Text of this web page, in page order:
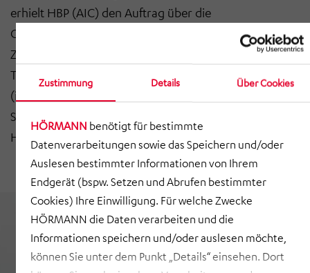
Zustimmung Details Über Cookies
HÖRMANN benötigt für bestimmte
Datenverarbeitungen sowie das Speichern und/oder
Auslesen bestimmter Informationen von Ihrem
Endgerät (bspw. Setzen und Abrufen bestimmter
Cookies) Ihre Einwilligung. Für welche Zwecke
HÖRMANN die Daten verarbeiten und die
Informationen speichern und/oder auslesen möchte,
können Sie unter dem Punkt „Details“ einsehen. Dort
erhielt HBP (AIC) den Auftrag über die
Generalplanung.
Zum
Projekt gehörten außerdem eine eingeschossige
Tiefgarage (149 Stellplätze) und eine
Kindertagesstätte
(insgesamt 779 m² Nutzfläche). Das Objekt wurde in
Stahlbetonskelettbauweise mit nicht tragender
Holzfassade errichtet.